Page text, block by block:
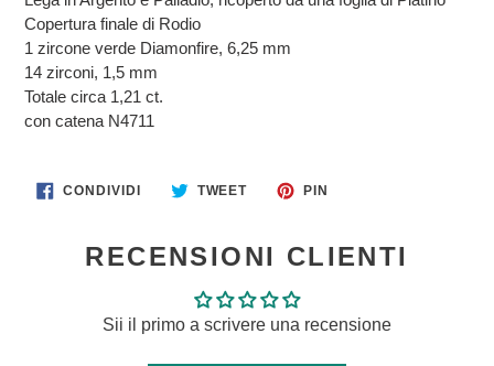
prodotto
nel
carrello
Copertura finale di Rodio
1 zircone verde Diamonfire, 6,25 mm
14 zirconi, 1,5 mm
Totale circa 1,21 ct.
con catena N4711
CONDIVIDI CONDIVIDITWEETTWITTA
PIN
RECENSIONI CLIENTI
Sii il primo a scrivere una recensione